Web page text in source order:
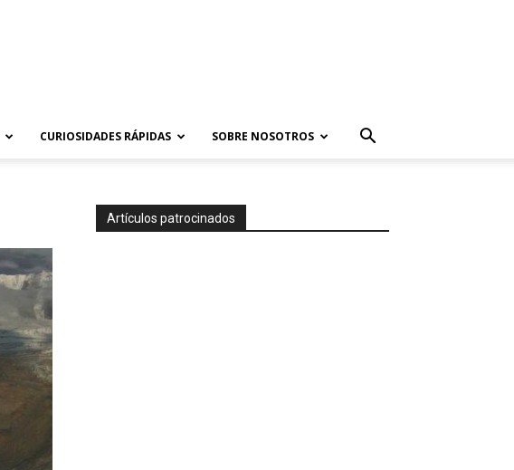
CURIOSIDADES RÁPIDAS SOBRE NOSOTROS
Artículos patrocinados